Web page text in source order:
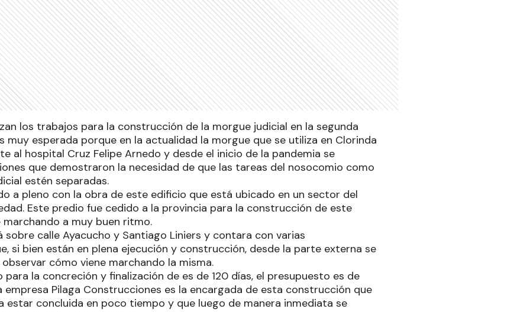
los trabajos para la construcción de la morgue judicial en la segunda
muy esperada porque en la actualidad la morgue que se utiliza en Clorinda
al hospital Cruz Felipe Arnedo y desde el inicio de la pandemia se
que demostraron la necesidad de que las tareas del nosocomio como
estén separadas.
a pleno con la obra de este edificio que está ubicado en un sector del
Este predio fue cedido a la provincia para la construcción de este
a muy buen ritmo.
sobre calle Ayacucho y Santiago Liniers y contara con varias
si bien están en plena ejecución y construcción, desde la parte externa se
cómo viene marchando la misma.
para la concreción y finalización de es de 120 días, el presupuesto es de
empresa Pilaga Construcciones es la encargada de esta construcción que
estar concluida en poco tiempo y que luego de manera inmediata se